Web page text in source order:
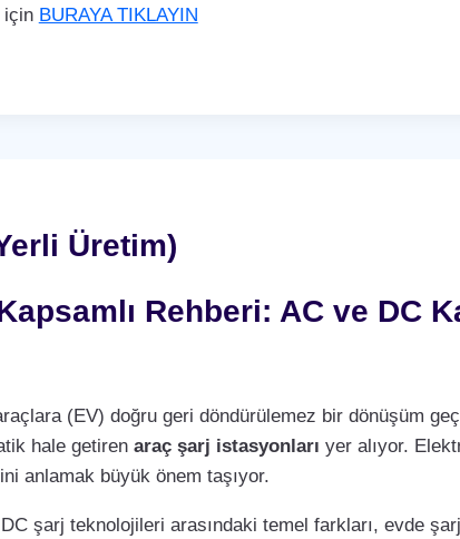
için BURAYA TIKLAYIN
Üretim)
Rehberi: AC ve DC
(EV) doğru geri döndürülemez bir dönüşüm
hale getiren araç şarj istasyonları yer alıyor.
anlamak büyük önem taşıyor.
şarj teknolojileri arasındaki temel farkları, evde